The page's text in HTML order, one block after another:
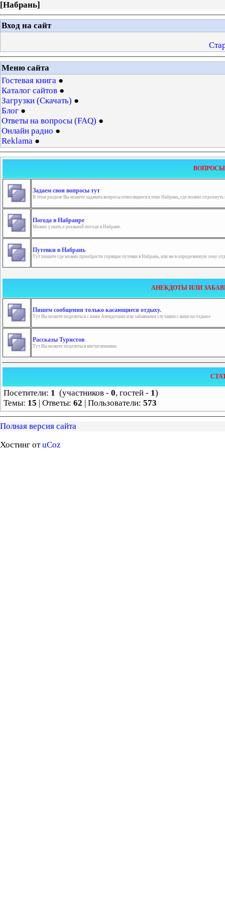
[Набрань]
Вход на сайт
Меню сайта
Гостевая книга
Каталог сайтов
Загрузки (Скачать)
Блог
Ответы на вопросы (FAQ)
Онлайн радио
Reklama
ВОПРОСЫ
Задаем свои вопросы тут
В этом разделе Вы можете задавать вопросы относящиеся к теме Набрань, где можно отдохнуть
Погода в Набранре
Можно узнать о реальной погоде в Набране.
Путевки в Набрань
Тут пишите где можно приобрести горящие путевки в Набрань, или же в определенную зону
АНЕКДОТЫ ИЛИ
Пишем сообщения только касающиеся отдыху.
Тут Вы можете поделиться с нами Анекдотами или забавными случаями с вами на отдыхе.
Рассказы Туристов
Тут Вы можете поделиться впечатлениями.
Посетители: 1 (участников - 0, гостей - 1)
Темы: 15 | Ответы: 62 | Пользователи: 573
Полная версия сайта
Хостинг отuCoz